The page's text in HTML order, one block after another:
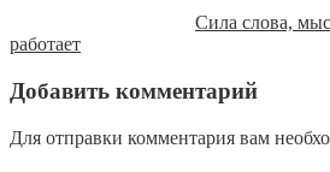
Сила слова,
работает
Добавить комментарий
Для отправки комментария вам